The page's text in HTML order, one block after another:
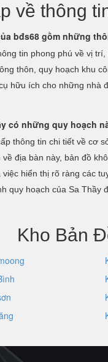
về thông
bđs68 gồm những
tin phong phú về vị
thôn, quy hoạch khu
hữu ích cho những
có những quy hoạch
thông tin chi tiết về
địa bàn này, bản đồ
hiển thị rõ ràng các
quy hoạch của Sa Thầy
Kho Bản